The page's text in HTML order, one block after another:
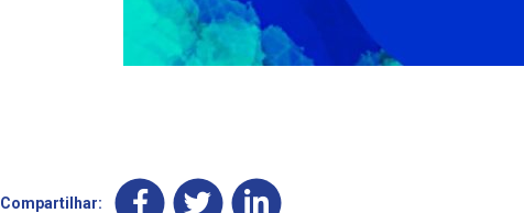
Compartilhar: